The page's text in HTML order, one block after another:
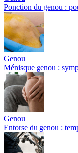
Ponction du genou :
Genou
Ménisque genou :
Genou
Entorse du genou :